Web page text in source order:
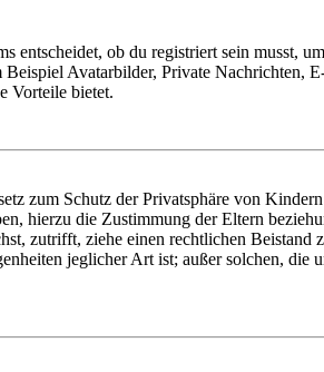
ob du registriert sein musst,
Avatarbilder, Private Nachrichten,
Vorteile bietet.
zum Schutz der Privatsphäre von
hierzu die Zustimmung der Eltern
zutrifft, ziehe einen rechtlichen
jeglicher Art ist; außer solchen,